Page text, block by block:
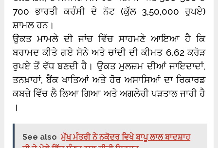
700 ਭਾਰਤੀ ਕਰੰਸੀ ਦੇ ਨੋਟ (ਕੁੱਲ 3,50,000 ਰੁਪਏ)
ਸ਼ਾਮਲ ਹਨ।
ਉਕਤ ਮਾਮਲੇ ਦੀ ਜਾਂਚ ਵਿੱਚ ਸਾਹਮਣੇ ਆਇਆ ਹੈ ਕਿ
ਬਰਾਮਦ ਕੀਤੇ ਗਏ ਸੋਨੇ ਅਤੇ ਚਾਂਦੀ ਦੀ ਕੀਮਤ 6.62 ਕਰੋੜ
ਰੁਪਏ ਤੋਂ ਵੱਧ ਬਣਦੀ ਹੈ। ਉਕਤ ਮੁਲਜ਼ਮ ਦੀਆਂ ਜਾਇਦਾਦਾਂ,
ਤਨਖ਼ਾਹਾਂ, ਬੈਂਕ ਖਾਤਿਆਂ ਅਤੇ ਹੋਰ ਅਸਾਸਿਆਂ ਦਾ ਰਿਕਾਰਡ
ਕਬਜ਼ੇ ਵਿੱਚ ਲੈ ਲਿਆ ਗਿਆ ਅਤੇ ਅਗਲੇਰੀ ਪੜਤਾਲ ਜਾਰੀ ਹੈ
।
See also ਮੁੱਖ ਮੰਤਰੀ ਨੇ ਨਕੋਦਰ ਵਿਖੇ ਬਾਪੂ ਲਾਲ ਬਾਦਸ਼ਾਹ